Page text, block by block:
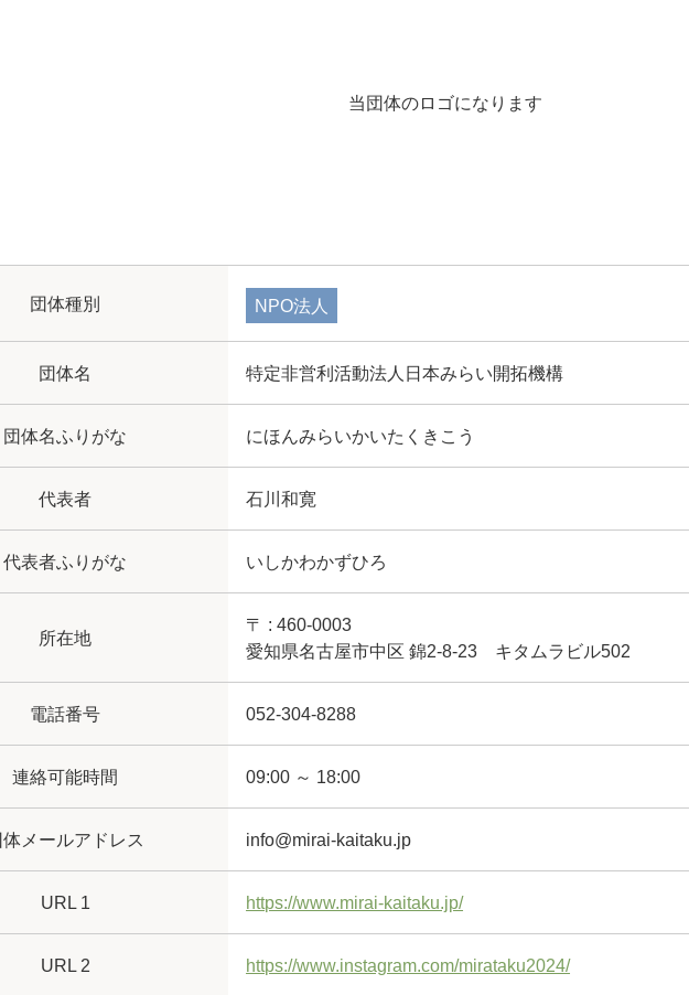
当団体のロゴになります
団体種別 NPO法人
団体名 特定非営利活動法人日本みらい開拓機構
団体名ふりがな にほんみらいかいたくきこう
代表者 石川和寛
代表者ふりがな いしかわかずひろ
所在地
〒 : 460-0003
愛知県名古屋市中区 錦2-8-23 キタムラビル502
電話番号 052-304-8288
連絡可能時間 09:00 ～ 18:00
体メールアドレス info@mirai-kaitaku.jp
URL 1 https://www.mirai-kaitaku.jp/
URL 2 https://www.instagram.com/mirataku2024/